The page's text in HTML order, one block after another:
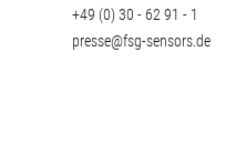
+49 (0) 30 - 62 91 - 1
presse@fsg-sensors.de